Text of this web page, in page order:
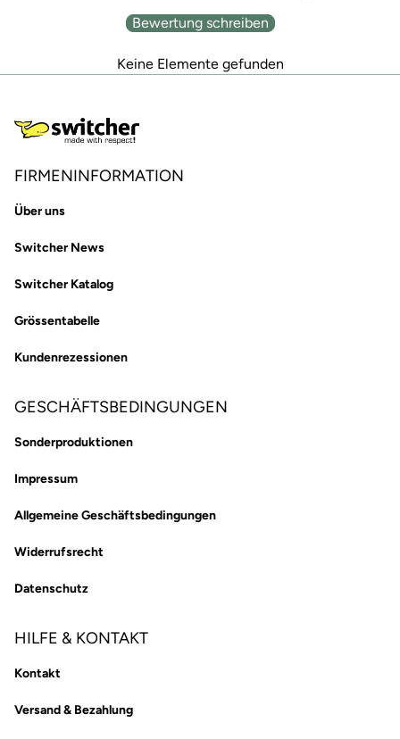
Bewertung schreiben
Keine Elemente gefunden
FIRMENINFORMATION
Über uns
Switcher News
Switcher Katalog
Grössentabelle
Kundenrezessionen
GESCHÄFTSBEDINGUNGEN
Sonderproduktionen
Impressum
Allgemeine Geschäftsbedingungen
Widerrufsrecht
Datenschutz
HILFE & KONTAKT
Kontakt
Versand & Bezahlung